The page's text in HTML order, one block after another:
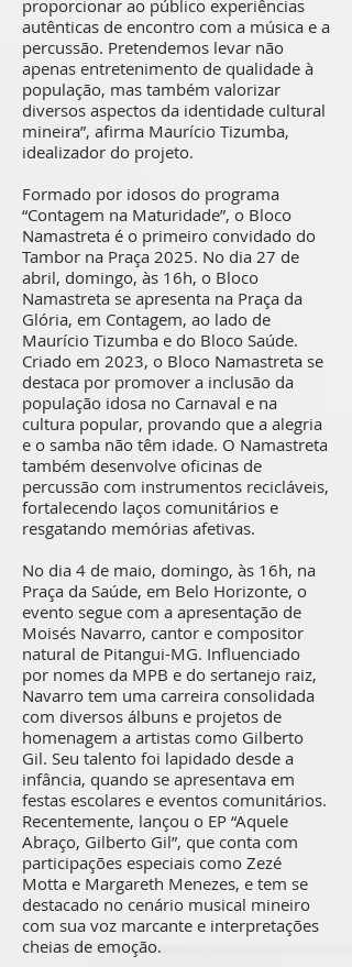
proporcionar ao público experiências
autênticas de encontro com a música e a
percussão. Pretendemos levar não
apenas entretenimento de qualidade à
população, mas também valorizar
diversos aspectos da identidade cultural
mineira”, afirma Maurício Tizumba,
idealizador do projeto.
Formado por idosos do programa
“Contagem na Maturidade”, o Bloco
Namastreta é o primeiro convidado do
Tambor na Praça 2025. No dia 27 de
abril, domingo, às 16h, o Bloco
Namastreta se apresenta na Praça da
Glória, em Contagem, ao lado de
Maurício Tizumba e do Bloco Saúde.
Criado em 2023, o Bloco Namastreta se
destaca por promover a inclusão da
população idosa no Carnaval e na
cultura popular, provando que a alegria
e o samba não têm idade. O Namastreta
também desenvolve oficinas de
percussão com instrumentos recicláveis,
fortalecendo laços comunitários e
resgatando memórias afetivas.
No dia 4 de maio, domingo, às 16h, na
Praça da Saúde, em Belo Horizonte, o
evento segue com a apresentação de
Moisés Navarro, cantor e compositor
natural de Pitangui-MG. Influenciado
por nomes da MPB e do sertanejo raiz,
Navarro tem uma carreira consolidada
com diversos álbuns e projetos de
homenagem a artistas como Gilberto
Gil. Seu talento foi lapidado desde a
infância, quando se apresentava em
festas escolares e eventos comunitários.
Recentemente, lançou o EP “Aquele
Abraço, Gilberto Gil”, que conta com
participações especiais como Zezé
Motta e Margareth Menezes, e tem se
destacado no cenário musical mineiro
com sua voz marcante e interpretações
cheias de emoção.